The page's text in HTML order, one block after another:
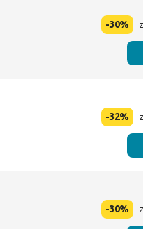
-30%
-32%
-30%